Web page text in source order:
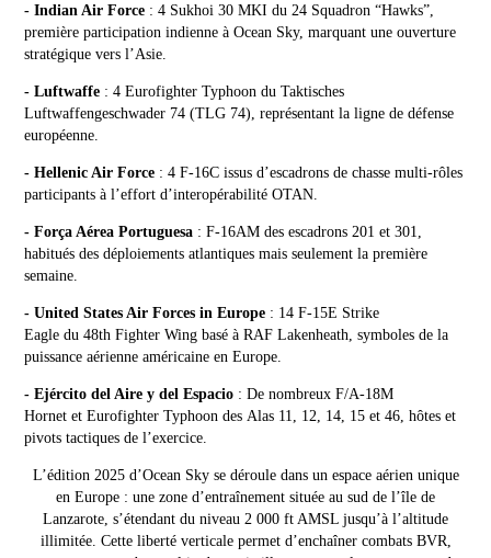
- Indian Air Force : 4 Sukhoi 30 MKI du 24 Squadron “Hawks”,
première participation indienne à Ocean Sky, marquant une ouverture
stratégique vers l’Asie.
- Luftwaffe : 4 Eurofighter Typhoon du Taktisches
Luftwaffengeschwader 74 (TLG 74), représentant la ligne de défense
européenne.
- Hellenic Air Force : 4 F-16C issus d’escadrons de chasse multi-rôles
participants à l’effort d’interopérabilité OTAN.
- Força Aérea Portuguesa : F-16AM des escadrons 201 et 301,
habitués des déploiements atlantiques mais seulement la première
semaine.
- United States Air Forces in Europe : 14 F-15E Strike
Eagle du 48th Fighter Wing basé à RAF Lakenheath, symboles de la
puissance aérienne américaine en Europe.
- Ejército del Aire y del Espacio : De nombreux F/A-18M
Hornet et Eurofighter Typhoon des Alas 11, 12, 14, 15 et 46, hôtes et
pivots tactiques de l’exercice.
L’édition 2025 d’Ocean Sky se déroule dans un espace aérien unique
en Europe : une zone d’entraînement située au sud de l’île de
Lanzarote, s’étendant du niveau 2 000 ft AMSL jusqu’à l’altitude
illimitée. Cette liberté verticale permet d’enchaîner combats BVR,